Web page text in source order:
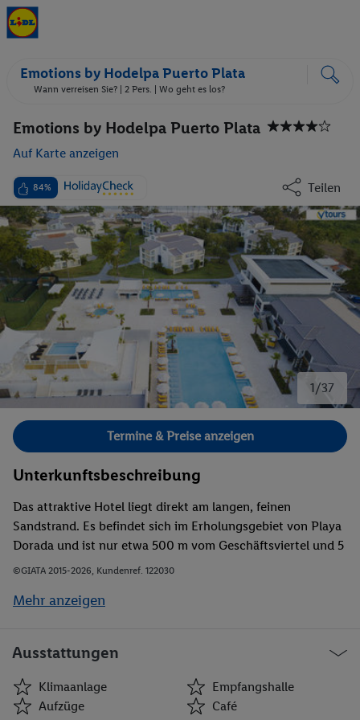
Emotions by Hodelpa Puerto Plata
Wann verreisen Sie? | 2 Pers. | Wo geht es los?
Emotions by Hodelpa Puerto Plata
Auf Karte anzeigen
84% Teilen
1/37
Bild 1 von 37.
Termine & Preise anzeigen
Unterkunftsbeschreibung
Das attraktive Hotel liegt direkt am langen, feinen
Sandstrand. Es befindet sich im Erholungsgebiet von Playa
Dorada und ist nur etwa 500 m vom Geschäftsviertel und 5
Kilometer vom Stadtzentrum entfernt. Puerto Plata erreicht
©GIATA 2015-2026, Kundenref. 122030
Mehr anzeigen
Ausstattungen
Klimaanlage
Empfangshalle
Aufzüge
Café